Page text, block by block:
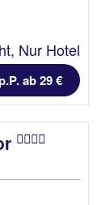
Nur Hotel
ab 29 €